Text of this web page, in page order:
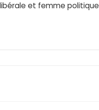
et femme politique